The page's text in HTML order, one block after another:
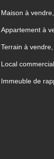
Maison à
Appartement à
Terrain à
Local
Immeuble de